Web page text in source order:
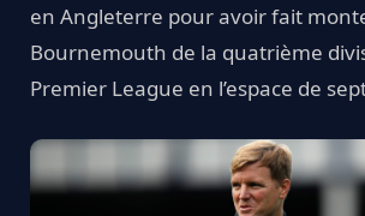
en Angleterre pour avoir fait
Bournemouth de la quatrième
Premier League en l’espace de